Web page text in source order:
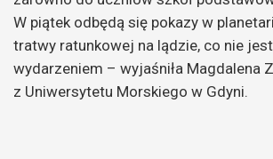
W piątek odbędą się pokazy w
tratwy ratunkowej na lądzie, co nie
wydarzeniem – wyjaśniła Magdalena
z Uniwersytetu Morskiego w Gdyni.